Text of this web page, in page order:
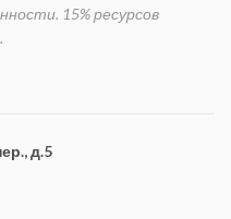
15% ресурсов
д.5